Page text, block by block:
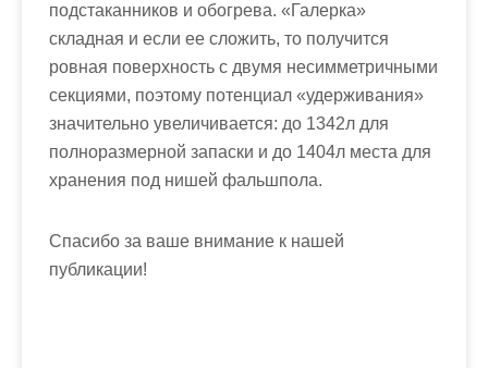
подстаканников и обогрева. «Галерка»
складная и если ее сложить, то получится
ровная поверхность с двумя несимметричными
секциями, поэтому потенциал «удерживания»
значительно увеличивается: до 1342л для
полноразмерной запаски и до 1404л места для
хранения под нишей фальшпола.
Спасибо за ваше внимание к нашей
публикации!